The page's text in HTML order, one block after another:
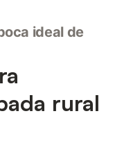
ideal de
rural